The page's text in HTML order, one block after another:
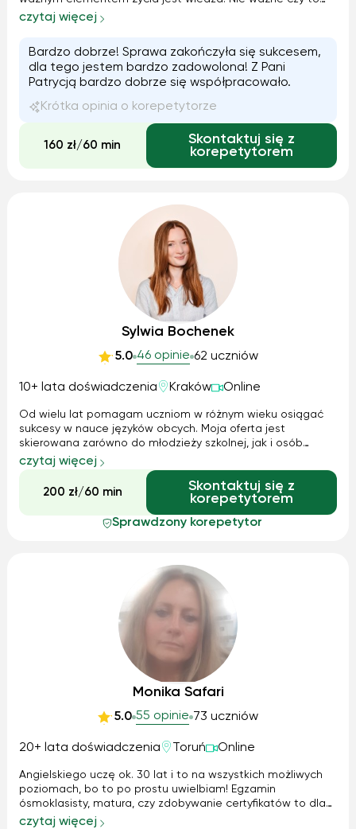
krótki kurs, przygotowanie do egzaminu, matury, czy nauka
czytaj więcej
Bardzo dobrze! Sprawa zakończyła się sukcesem,
dla tego jestem bardzo zadowolona! Z Pani
Patrycją bardzo dobrze się współpracowało.
Krótka opinia o korepetytorze
160 zł/60 min
Skontaktuj się z
korepetytorem
Sylwia Bochenek
5.0 46 opinie 62 uczniów
10+ lata doświadczenia Kraków Online
Od wielu lat pomagam uczniom w różnym wieku osiągać
sukcesy w nauce języków obcych. Moja oferta jest
skierowana zarówno do młodzieży szkolnej, jak i osób
dorosłych. Z dumą mogę powiedzieć, że przygotowuję
moich uczniów do egzaminów, matur, testów i olimpiad z
ogromnymi sukcesami. W ciągu ostatnich ...
czytaj więcej
200 zł/60 min
Skontaktuj się z
korepetytorem
Sprawdzony korepetytor
Monika Safari
5.0 55 opinie 73 uczniów
20+ lata doświadczenia Toruń Online
Angielskiego uczę ok. 30 lat i to na wszystkich możliwych
poziomach, bo to po prostu uwielbiam! Egzamin
ósmoklasisty, matura, czy zdobywanie certyfikatów to dla
mnie codzienność, podobnie jak laureaci konkursów:)
czytaj więcej